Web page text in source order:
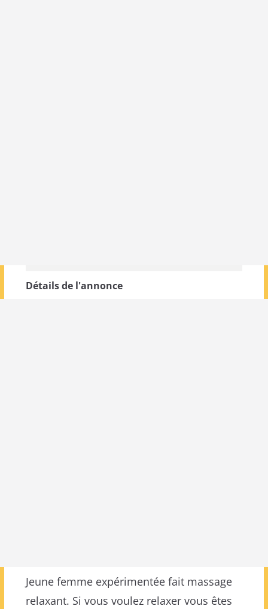
Détails de l'annonce
Jeune femme expérimentée fait massage
relaxant. Si vous voulez relaxer vous êtes